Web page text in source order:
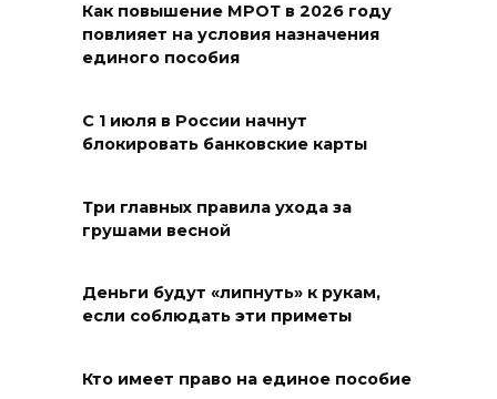
Ростове жара
09 августа 2026 07:01
Горел сухостой: в Ростовской
области сбили 30 БПЛА
приметы на 9 августа
Как повышение МРОТ в 2026 году
повлияет на условия назначения
единого пособия
С 1 июля в России начнут
блокировать банковские карты
Три главных правила ухода за
грушами весной
Деньги будут «липнуть» к рукам,
если соблюдать эти приметы
Кто имеет право на единое пособие